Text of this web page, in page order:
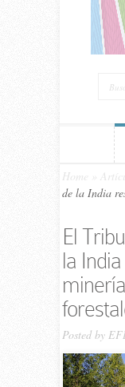
Home
de la India
El
la
Posted by